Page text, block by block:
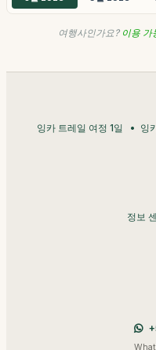
여행사인가요? 이용 가
잉카 트레일 여정 1일 잉
정보